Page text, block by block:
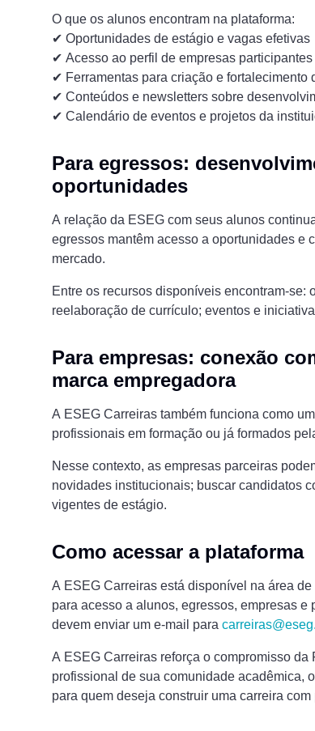
O que os alunos encontram na plataforma:
✔ Oportunidades de estágio e vagas efetivas
✔ Acesso ao perfil de empresas participantes
✔ Ferramentas para criação e fortalecimento
✔ Conteúdos e newsletters sobre
✔ Calendário de eventos e projetos da
Para egressos:
oportunidades
A relação da ESEG com seus alunos
egressos mantêm acesso a oportunidades e
mercado.
Entre os recursos disponíveis encontram-
reelaboração de currículo; eventos e
Para empresas: conexão
marca empregadora
A ESEG Carreiras também funciona como
profissionais em formação ou já formados
Nesse contexto, as empresas parceiras
novidades institucionais; buscar candidatos
vigentes de estágio.
Como acessar a plataforma
A ESEG Carreiras está disponível na área de
para acesso a alunos, egressos, empresas
devem enviar um e-mail para
A ESEG Carreiras reforça o compromisso
profissional de sua comunidade acadêmica,
para quem deseja construir uma carreira